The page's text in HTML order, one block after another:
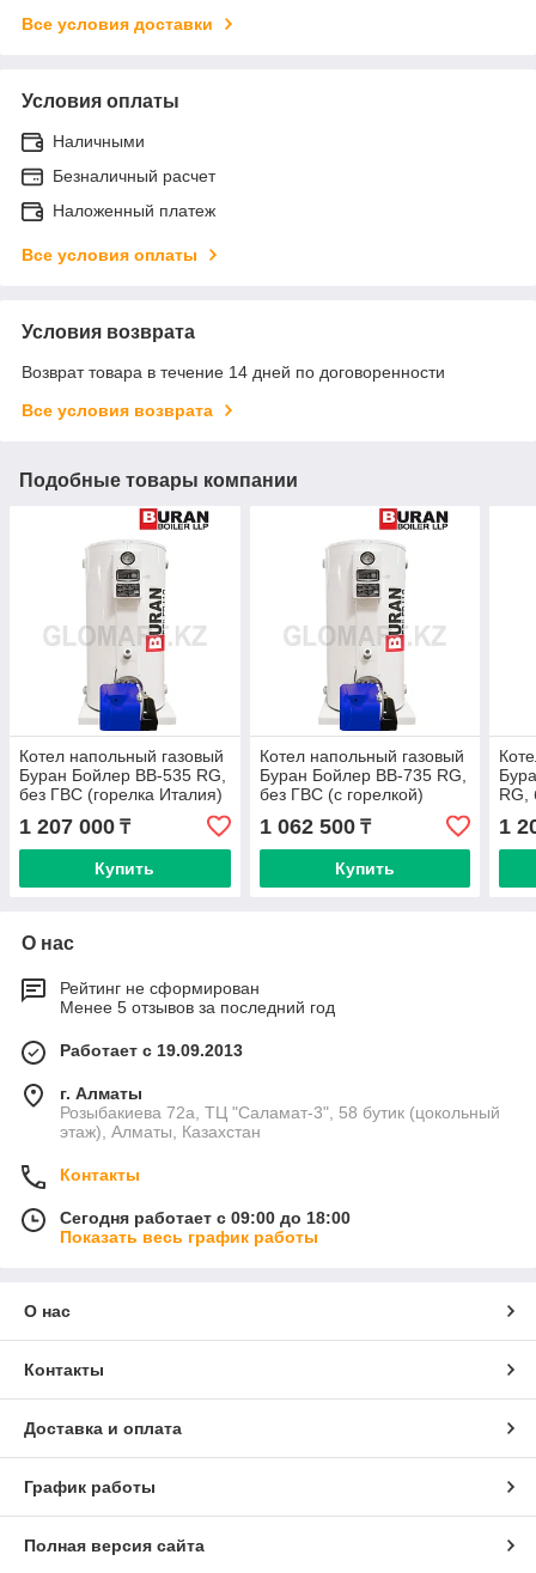
Все условия доставки
Условия оплаты
Наличными
Безналичный расчет
Наложенный платеж
Все условия оплаты
Условия возврата
Возврат товара в течение 14 дней по договоренности
Все условия возврата
Подобные товары компании
Котел напольный газовый
Буран Бойлер BB-535 RG,
без ГВС (горелка Италия)
1 207 000 ₸
Купить
Котел напольный газовый
Буран Бойлер BB-735 RG,
без ГВС (с горелкой)
1 062 500₸
Купить
RG,
1
О нас
Рейтинг не сформирован
Менее 5 отзывов за последний год
Работает с 19.09.2013
г. Алматы
Розыбакиева 72а, ТЦ "Саламат-3", 58 бутик (цокольный
этаж), Алматы, Казахстан
Контакты
Сегодня работает с 09:00 до 18:00
Показать весь график работы
О нас
Контакты
Доставка и оплата
График работы
Полная версия сайта